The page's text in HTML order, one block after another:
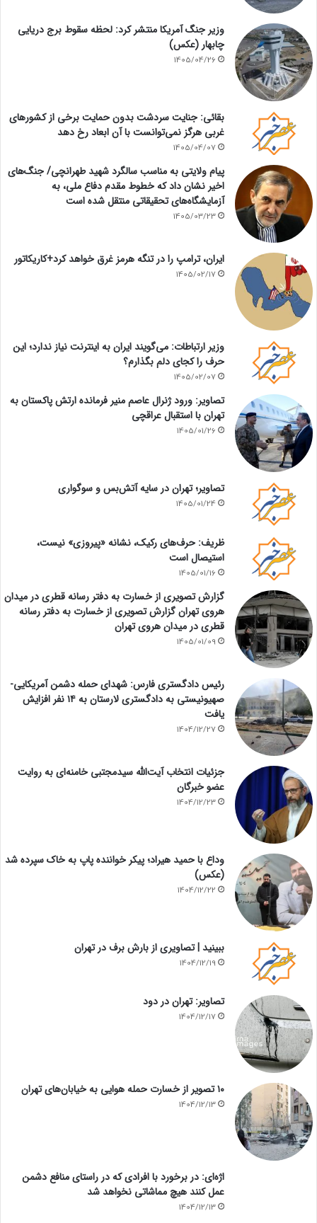
وزیر جنگ آمریکا منتشر کرد: لحظه سقوط برج دریایی
چابهار (عکس)
1405/04/26
بقائی: جنایت سردشت بدون حمایت برخی از کشورهای
غربی هرگز نمی‌توانست با آن ابعاد رخ دهد
1405/04/07
پیام ولایتی به مناسب سالگرد شهید طهرانچی/ جنگ‌های
اخیر نشان داد که خطوط مقدم دفاع ملی، به
آزمایشگاه‌های تحقیقاتی منتقل شده است
1405/03/23
ایران، ترامپ را در تنگه هرمز غرق خواهد کرد+کاریکاتور
1405/02/17
وزیر ارتباطات: می‌گویند ایران به اینترنت نیاز ندارد؛ این
حرف را کجای دلم بگذارم؟
1405/02/07
تصاویر: ورود ژنرال عاصم منیر فرمانده ارتش پاکستان به
تهران با استقبال عراقچی
1405/01/26
تصاویر؛ تهران در سایه آتش‌بس و سوگواری
1405/01/24
ظریف: حرف‌های رکیک، نشانه «پیروزی» نیست،
استیصال است
1405/01/16
گزارش تصویری از خسارت به دفتر رسانه قطری در میدان
هروی تهران گزارش تصویری از خسارت به دفتر رسانه
قطری در میدان هروی تهران
1405/01/09
رئیس دادگستری فارس: شهدای حمله دشمن آمریکایی-
صهیونیستی به دادگستری لارستان به ۱۴ نفر افزایش
یافت
1404/12/27
جزئیات انتخاب آیت‌الله سیدمجتبی خامنه‌ای به روایت
عضو خبرگان
1404/12/23
وداع با حمید هیراد؛ پیکر خواننده پاپ به خاک سپرده شد
(عکس)
1404/12/22
ببینید | تصاویری از بارش برف در تهران
1404/12/19
تصاویر: تهران در دود
1404/12/17
۱۰ تصویر از خسارت حمله هوایی به خیابان‌های تهران
1404/12/13
اژه‌ای: در برخورد با افرادی که در راستای منافع دشمن
عمل کنند هیچ مماشاتی نخواهد شد
1404/12/13